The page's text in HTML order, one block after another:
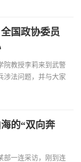
国政协委员
院教授李莉来到武警
涉法问题，并与大家
的“双向奔
部一连采访，刚到连